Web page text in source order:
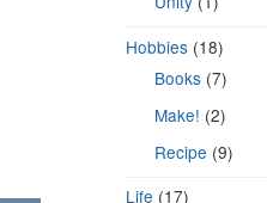
Hobbies (18)
Books (7)
Make! (2)
Recipe (9)
Life (17)